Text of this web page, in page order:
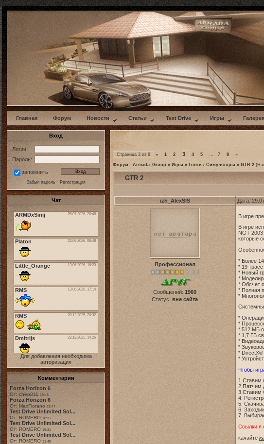
w
Главная Форум Новости Статьи Test Drive Игры Галерея
Вход
Логин:
Пароль:
запомнить
Забыл пароль· Регистрация
Чат
Для добавления необходима
авторизация
Комментарии
Forza Horizon 6
От: chep811 19:48
Forza Horizon 6
От: MaxFiorano 23:47
Test Drive Unlimited Sol...
От: ROMERO 18:31
Test Drive Unlimited Sol...
От: ROMERO 19:31
Test Drive Unlimited Sol...
От: ROMERO 11:49
Страница 3 из 8 « 1 2 3 4 5 … 7 8 »
Форум - Armada_Group » Игры » Гонки / Симуляторы » GTR 2
GTR 2
izh_AlexSIS Дата:
Профессионал
Сообщений: 1960
Статус: вне сайта
В игре
В игре
NGT
которые
* Более
* 19
* Новый
*
* Обсчет
* Полная
*
*
*
* 512 MБ
* 1,7 ГБ
*
*
* DirectX®
*
Чтобы
1.Ставим
2.Патчим
3.Ставим
4.
5.
6.
7.
Ссылки я
качайте